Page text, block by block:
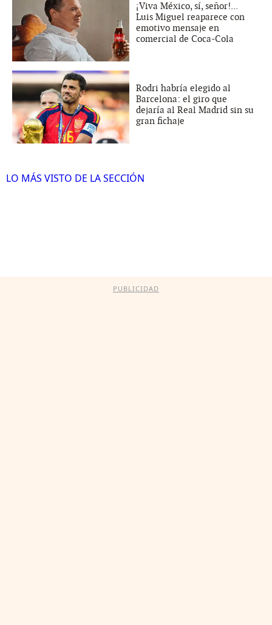
¡Viva México, sí, señor!...
Luis Miguel reaparece con
emotivo mensaje en
comercial de Coca-Cola
Rodri habría elegido al
Barcelona: el giro que
dejaría al Real Madrid sin su
gran fichaje
LO MÁS VISTO DE LA SECCIÓN
PUBLICIDAD